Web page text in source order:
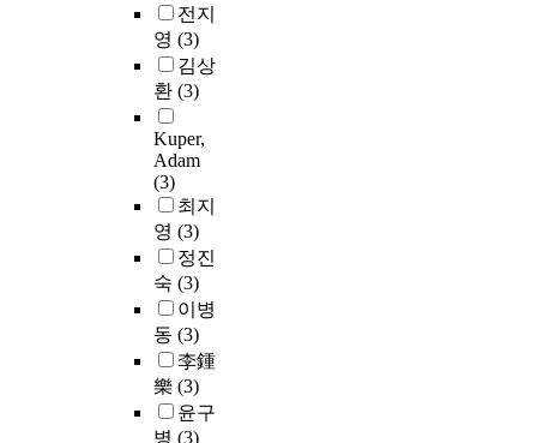
전지
영 (3)
김상
환 (3)
Kuper,
Adam
(3)
최지
영 (3)
정진
숙 (3)
이병
동 (3)
李鍾
樂 (3)
윤구
병 (3)